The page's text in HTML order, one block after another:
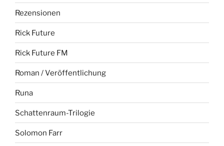
Rezensionen
Rick Future
Rick Future FM
Roman / Veröffentlichung
Runa
Schattenraum-Trilogie
Solomon Farr